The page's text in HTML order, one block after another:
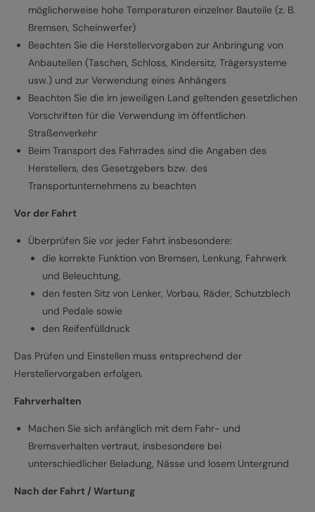
möglicherweise hohe Temperaturen einzelner Bauteile (z. B.
Bremsen, Scheinwerfer)
Beachten Sie die Herstellervorgaben zur Anbringung von
Anbauteilen (Taschen, Schloss, Kindersitz, Trägersysteme
usw.) und zur Verwendung eines Anhängers
Beachten Sie die im jeweiligen Land geltenden gesetzlichen
Vorschriften für die Verwendung im öffentlichen
Straßenverkehr
Beim Transport des Fahrrades sind die Angaben des
Herstellers, des Gesetzgebers bzw. des
Transportunternehmens zu beachten
Vor der Fahrt
Überprüfen Sie vor jeder Fahrt insbesondere:
die korrekte Funktion von Bremsen, Lenkung, Fahrwerk
und Beleuchtung,
den festen Sitz von Lenker, Vorbau, Räder, Schutzblech
und Pedale sowie
den Reifenfülldruck
Das Prüfen und Einstellen muss entsprechend der
Herstellervorgaben erfolgen.
Fahrverhalten
Machen Sie sich anfänglich mit dem Fahr- und
Bremsverhalten vertraut, insbesondere bei
unterschiedlicher Beladung, Nässe und losem Untergrund
Nach der Fahrt / Wartung